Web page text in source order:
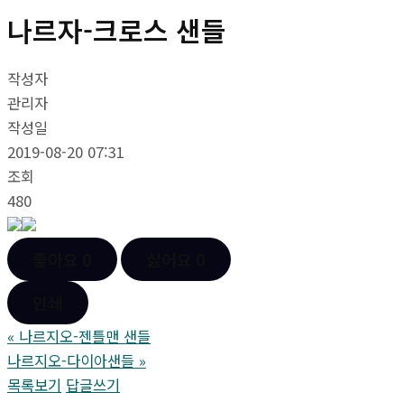
나르자-크로스 샌들
작성자
관리자
작성일
2019-08-20 07:31
조회
480
« 나르지오-젠틀맨 샌들
나르지오-다이아샌들 »
목록보기 답글쓰기